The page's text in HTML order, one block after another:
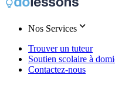
Nos Services
Trouver un tuteur
Soutien scolaire à
Contactez-nous